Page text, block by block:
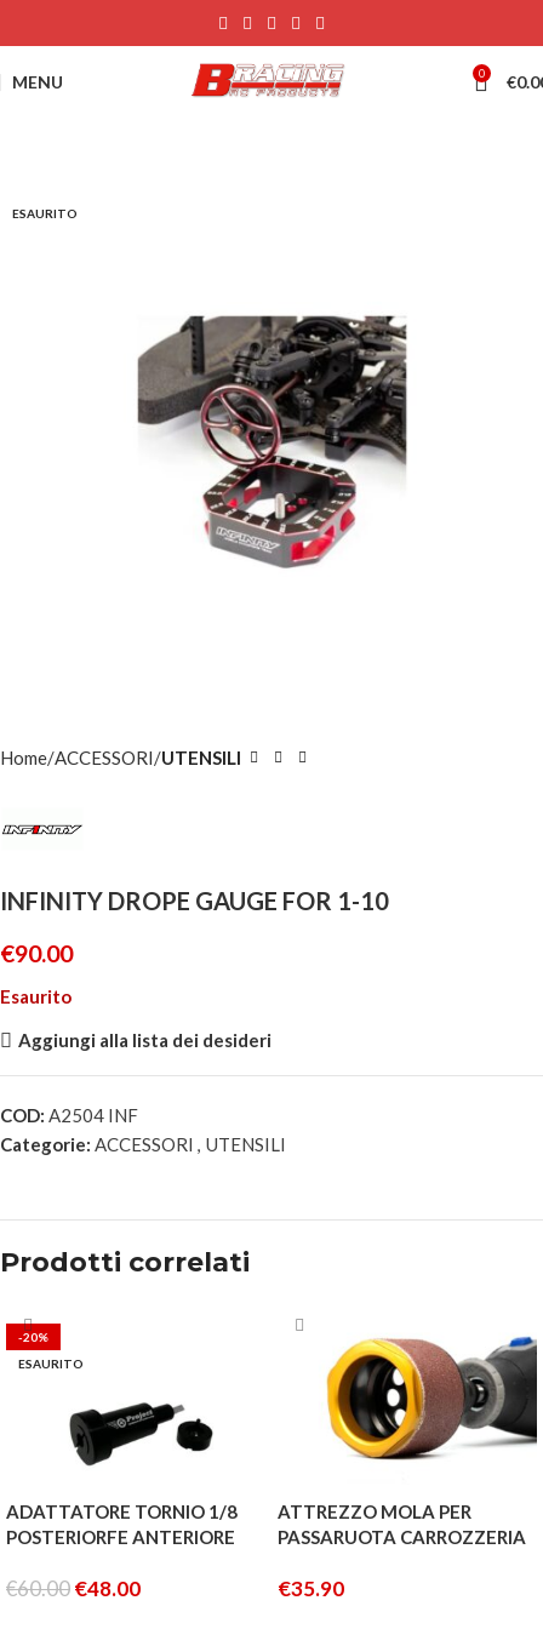
MENU 0 €
ESAURITO
Home ACCESSORI UTENSILI
INFINITY DROPE GAUGE FOR 1-10
€90.00
Esaurito
Aggiungi alla lista dei desideri
COD: A2504 INF
Categorie: ACCESSORI , UTENSILI
Prodotti correlati
-20%
ESAURITO
ADATTATORE TORNIO 1/8
POSTERIORFE ANTERIORE
€60.00€48.00
ATTREZZO MOLA PER
PASSARUOTA CARROZZERIA
€35.90